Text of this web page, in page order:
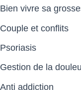
Bien vivre sa
Couple et conflits
Psoriasis
Gestion de la
Anti addiction